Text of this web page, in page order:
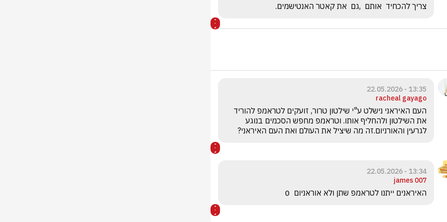
צריך להכחיד  אותם  ,גם  את קאטר האנטישמים.
13:35 - 22.05.2026
racheal gayago
לגרעין והאורניום.זה מה שיציל את העולם ואת העם האיראני?
13:34 - 22.05.2026
james 007
האיראנים ייתנו לטראמפ שתן ולא אוראניום  0